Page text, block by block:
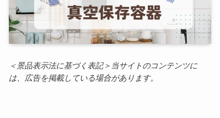
＜景品表示法に基づく表記＞当サイトのコンテンツに
は、広告を掲載している場合があります。